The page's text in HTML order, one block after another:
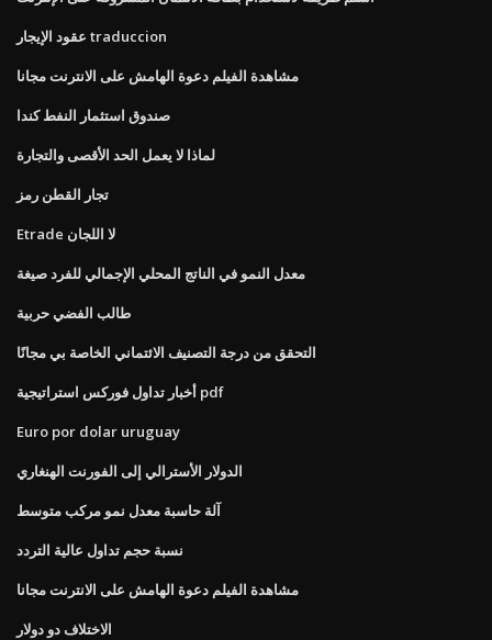
عقود الإيجار traduccion
مشاهدة الفيلم دعوة الهامش على الانترنت مجانا
صندوق استثمار النفط كندا
لماذا لا يعمل الحد الأقصى والتجارة
تجار القطن رمز
Etrade لا اللجان
معدل النمو في الناتج المحلي الإجمالي للفرد صيغة
طالب الفضي حربية
التحقق من درجة التصنيف الائتماني الخاصة بي مجانًا
أخبار تداول فوركس استراتيجية pdf
Euro por dolar uruguay
الدولار الأسترالي إلى الفورنت الهنغاري
آلة حاسبة معدل نمو مركب متوسط
نسبة حجم تداول عالية التردد
مشاهدة الفيلم دعوة الهامش على الانترنت مجانا
الاختلاف دو دولار